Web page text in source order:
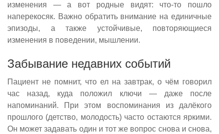
изменения — а вот родные видят: что-то пошло
наперекосяк. Важно обратить внимание на единичные
эпизоды, а также устойчивые, повторяющиеся
изменения в поведении, мышлении.
Забывание недавних событий
Пациент не помнит, что ел на завтрак, о чём говорил
час назад, куда положил ключи — даже после
напоминаний. При этом воспоминания из далёкого
прошлого (детство, молодость) часто остаются яркими.
Он может задавать один и тот же вопрос снова и снова,